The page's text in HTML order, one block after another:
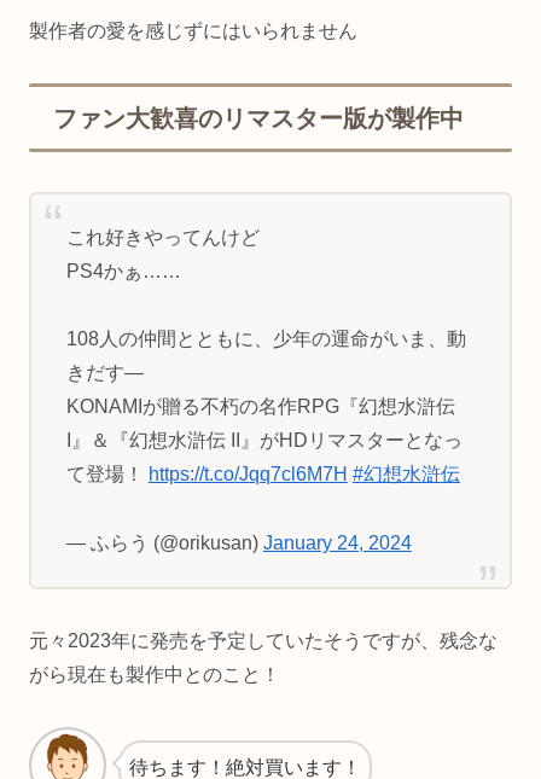
製作者の愛を感じずにはいられません
ファン大歓喜のリマスター版が製作中
これ好きやってんけど
PS4かぁ……
108人の仲間とともに、少年の運命がいま、動
きだす—
KONAMIが贈る不朽の名作RPG『幻想水滸伝
I』＆『幻想水滸伝 II』がHDリマスターとなっ
て登場！
https://t.co/Jqq7cl6M7H #幻想水滸伝
— ふらう (@orikusan) January 24, 2024
元々2023年に発売を予定していたそうですが、残念な
がら現在も製作中とのこと！
待ちます！絶対買います！